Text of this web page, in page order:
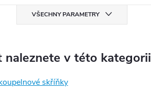
VŠECHNY PARAMETRY
naleznete v této kategorii
skříňky